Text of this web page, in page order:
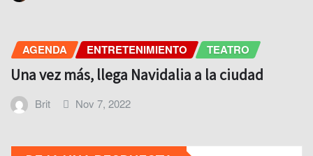
AGENDA ENTRETENIMIENTO TEATRO
Una vez más, llega Navidalia a la ciudad
Brit Nov 7, 2022